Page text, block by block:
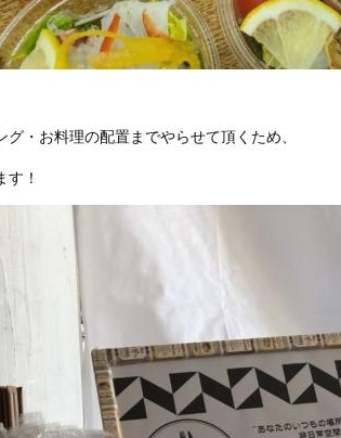
・お料理の配置までやらせて頂くため、
！